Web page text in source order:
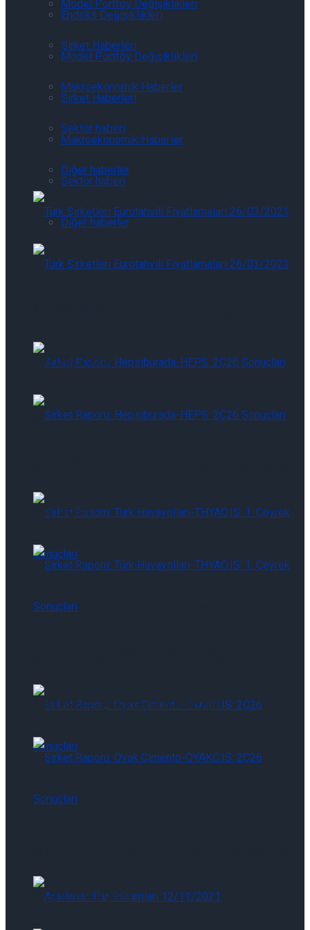
Model Portföy Değişiklikleri
Şirket Haberleri
Makroekonomik Haberler
Sektör haberi
Diğer haberler
Eurotahvil Piyasasında Neler Oluyor
Şirket Raporu: Hepsiburada-HEPS: 2Ç26
Şirket Raporu: Türk Havayolları-
Şirket Raporu: Oyak Çimento-OYAKC.IS:
Endeks Değişiklikleri
Model Portföy Değişiklikleri
Şirket Haberleri
Makroekonomik Haberler
Sektör haberi
Diğer haberler
07/08/2026
Sonuçları
THYAO.IS: Şirket Güncelleme
2Ç26 Sonuçları